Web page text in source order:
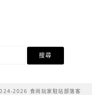
2026 食尚玩家駐站部落客